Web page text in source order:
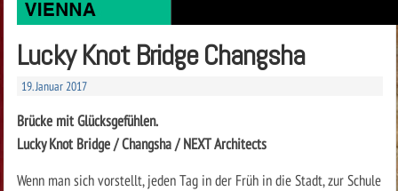
Lucky Knot Bridge Changsha
19. Januar 2017
Brücke mit Glücksgefühlen.
Lucky Knot Bridge / Changsha / NEXT Architects
Wenn man sich vorstellt, jeden Tag in der Früh in die Stadt, zur Schule